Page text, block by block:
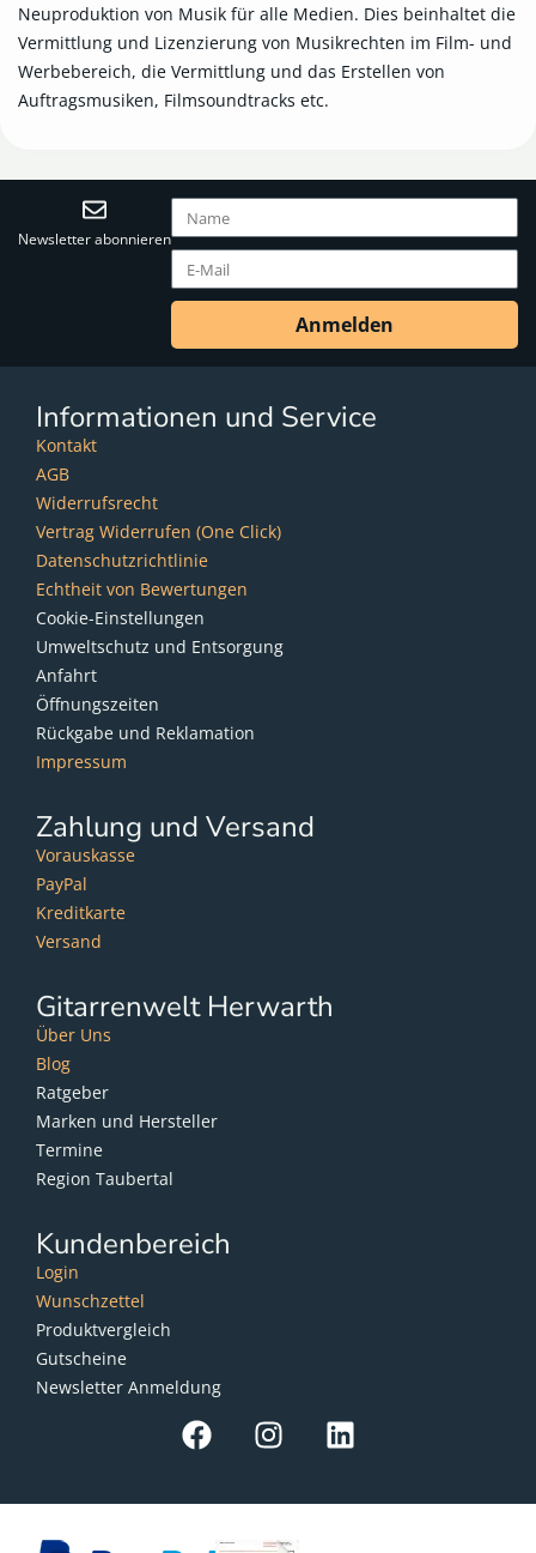
Neuproduktion von Musik für alle Medien. Dies beinhaltet die
Vermittlung und Lizenzierung von Musikrechten im Film- und
Werbebereich, die Vermittlung und das Erstellen von
Auftragsmusiken, Filmsoundtracks etc.
Newsletter abonnieren
Anmelden
Informationen und Service
Kontakt
AGB
Widerrufsrecht
Vertrag Widerrufen (One Click)
Datenschutzrichtlinie
Echtheit von Bewertungen
Cookie-Einstellungen
Umweltschutz und Entsorgung
Anfahrt
Öffnungszeiten
Rückgabe und Reklamation
Impressum
Zahlung und Versand
Vorauskasse
PayPal
Kreditkarte
Versand
Gitarrenwelt Herwarth
Über Uns
Blog
Ratgeber
Marken und Hersteller
Termine
Region Taubertal
Kundenbereich
Login
Wunschzettel
Produktvergleich
Gutscheine
Newsletter Anmeldung